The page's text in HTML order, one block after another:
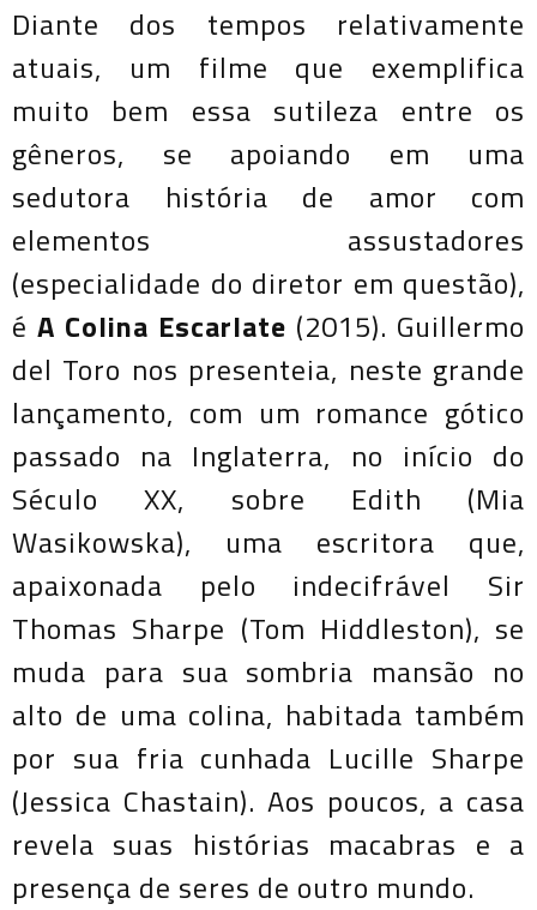
Diante dos tempos relativamente
atuais, um filme que exemplifica
muito bem essa sutileza entre os
gêneros, se apoiando em uma
sedutora história de amor com
elementos assustadores
(especialidade do diretor em questão),
é A Colina Escarlate (2015). Guillermo
del Toro nos presenteia, neste grande
lançamento, com um romance gótico
passado na Inglaterra, no início do
Século XX, sobre Edith (Mia
Wasikowska), uma escritora que,
apaixonada pelo indecifrável Sir
Thomas Sharpe (Tom Hiddleston), se
muda para sua sombria mansão no
alto de uma colina, habitada também
por sua fria cunhada Lucille Sharpe
(Jessica Chastain). Aos poucos, a casa
revela suas histórias macabras e a
presença de seres de outro mundo.